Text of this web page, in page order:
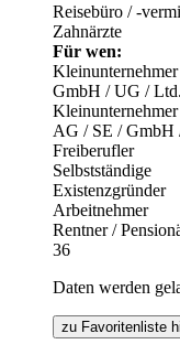
Reisebüro / -
Zahnärzte
Für wen:
GmbH / UG / Ltd.
AG / SE / GmbH
Freiberufler
Selbstständige
Existenzgründer
Arbeitnehmer
Rentner /
36
Daten werden
zu Favoritenliste